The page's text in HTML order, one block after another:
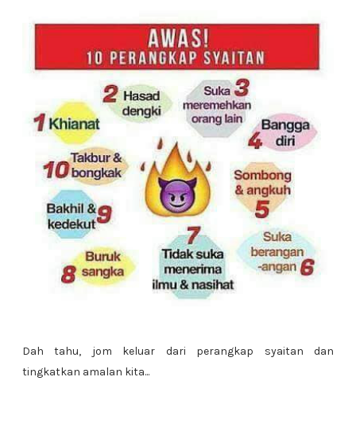
Dah tahu, jom keluar dari perangkap syaitan dan
tingkatkan amalan kita...